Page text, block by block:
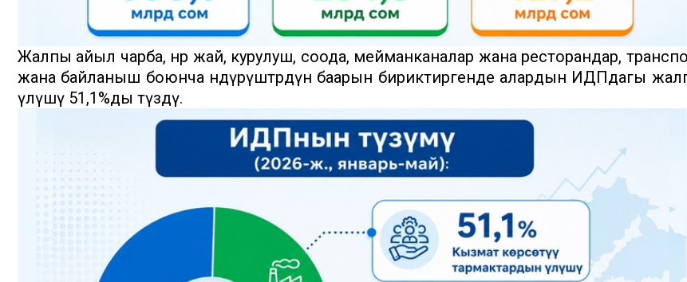
Жалпы айыл чарба, өнөр жай, курулуш, соода, мейманканалар жана ресторандар,
жана байланыш боюнча өндүрүштөрдүн баарын бириктиргенде алардын ИДПдагы
үлүшү 51,1%ды түздү.